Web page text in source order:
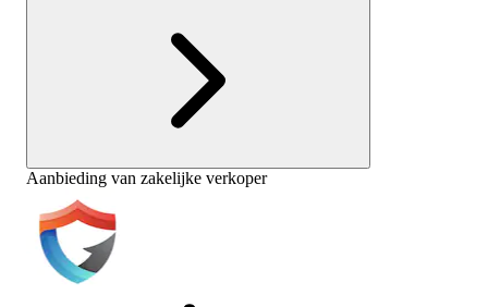
Aanbieding van zakelijke verkoper